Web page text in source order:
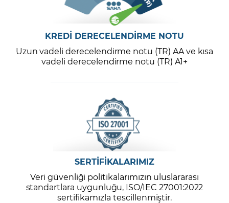
KREDİ DERECELENDİRME NOTU
Uzun vadeli derecelendirme notu (TR) AA ve kısa
vadeli derecelendirme notu (TR) A1+
SERTİFİKALARIMIZ
Veri güvenliği politikalarımızın uluslararası
standartlara uygunluğu, ISO/IEC 27001:2022
sertifikamızla tescillenmiştir.